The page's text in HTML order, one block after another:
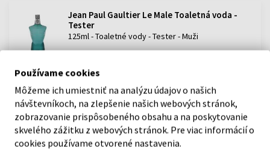
Jean Paul Gaultier Le Male Toaletná voda -
Tester
125ml - Toaletné vody - Tester - Muži
Jean Paul Gaultier Le Male Darčeková sada
Darčekové sady - Muži
Používame cookies
Môžeme ich umiestniť na analýzu údajov o našich
návštevníkoch, na zlepšenie našich webových stránok,
zobrazovanie prispôsobeného obsahu a na poskytovanie
skvelého zážitku z webových stránok. Pre viac informácií o
cookies používame otvorené nastavenia.